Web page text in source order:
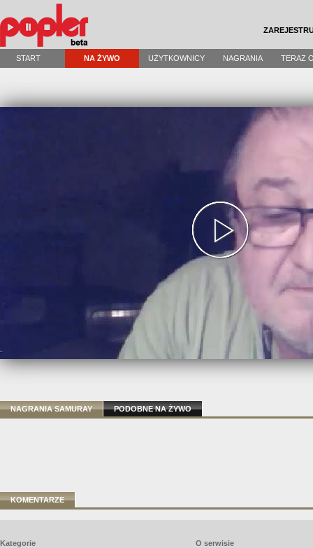
START NA ŻYWO UŻYTKOWNICY NAGRANIA TERAZ
NAGRANIA SAMURAY PODOBNE NA ŻYWO
KOMENTARZE
Kategorie
O serwisie